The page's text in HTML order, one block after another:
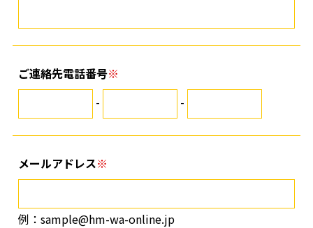
ご連絡先電話番号
-
-
メールアドレス
例：sample@hm-wa-online.jp